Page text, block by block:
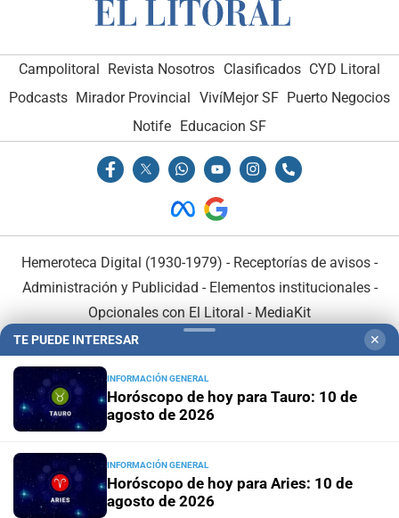
Campolitoral Revista Nosotros Clasificados CYD Litoral
Podcasts Mirador Provincial VivíMejor SF Puerto Negocios
Notife Educacion SF
Hemeroteca Digital (1930-1979) - Receptorías de avisos -
Administración y Publicidad - Elementos institucionales-
Opcionales con El Litoral - MediaKit
En Asociación con:
TE PUEDE INTERESAR ✕
INFORMACIÓN GENERAL
Horóscopo de hoy para Tauro: 10 de
agosto de 2026
INFORMACIÓN GENERAL
Horóscopo de hoy para Aries: 10 de
agosto de 2026